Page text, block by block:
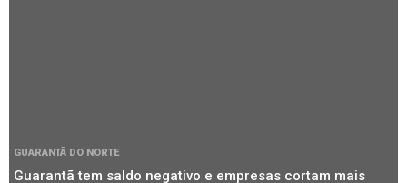
GUARANTÃ DO NORTE
Guarantã tem saldo negativo e empresas cortam mais